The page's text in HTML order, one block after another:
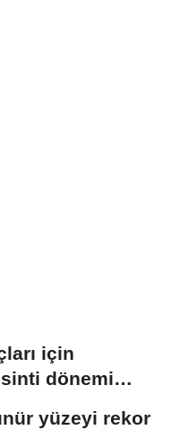
için
dönemi
yüzeyi rekor